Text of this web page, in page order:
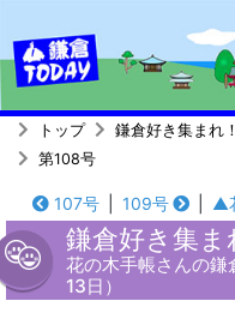
トップ 鎌倉好き集まれ！
第108号
107号 109号 ▲
鎌倉好き集ま
花の木手帳さんの
13日）